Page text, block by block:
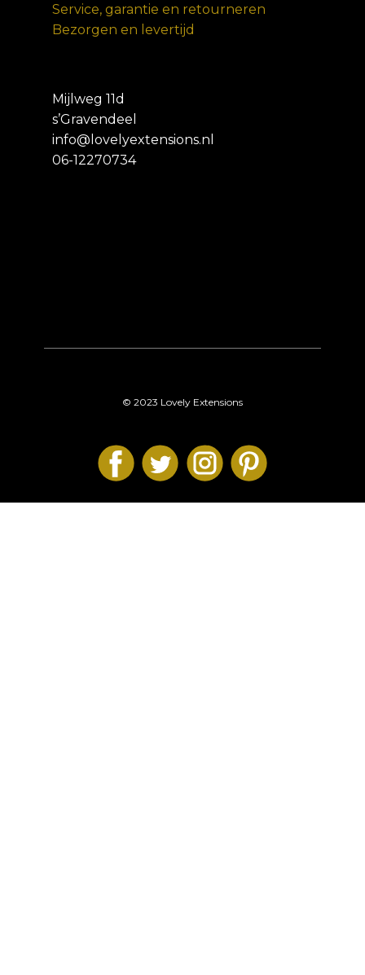
Service, garantie en retourneren
Bezorgen en levertijd
Mijlweg 11d
s’Gravendeel
info@lovelyextensions.nl
06-12270734
© 2023 Lovely Extensions